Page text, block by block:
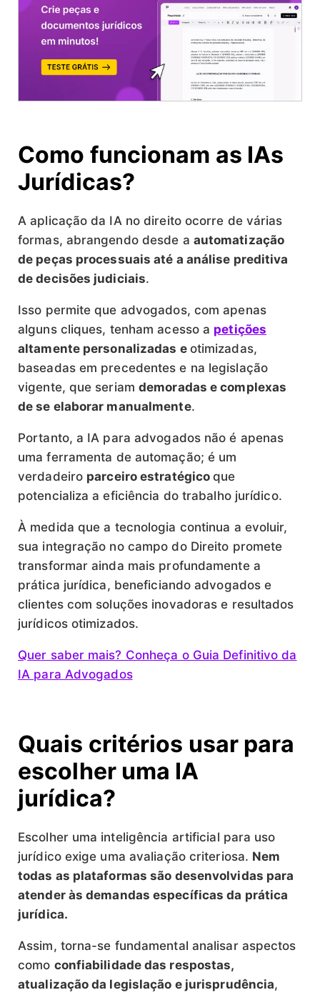
Como funcionam as IAs
Jurídicas?
A aplicação da IA no direito ocorre de várias
formas, abrangendo desde a automatização
de peças processuais até a análise preditiva
de decisões judiciais.
Isso permite que advogados, com apenas
alguns cliques, tenham acesso a petições
altamente personalizadas e otimizadas,
baseadas em precedentes e na legislação
vigente, que seriamdemoradas e complexas
de se elaborar manualmente.
Portanto, a IA para advogados não é apenas
uma ferramenta de automação; é um
verdadeiro parceiro estratégicoque
potencializa a eficiência do trabalho jurídico.
À medida que a tecnologia continua a evoluir,
sua integração no campo do Direito promete
transformar ainda mais profundamente a
prática jurídica, beneficiando advogados e
clientes com soluções inovadoras e resultados
jurídicos otimizados.
Quer saber mais? Conheça o Guia Definitivo da
IA para Advogados
Quais critérios usar para
escolher uma IA
jurídica?
Escolher uma inteligência artificial para uso
jurídico exige uma avaliação criteriosa. Nem
todas as plataformas são desenvolvidas para
atender às demandas específicas da prática
jurídica.
Assim, torna-se fundamental analisar aspectos
como confiabilidade das respostas,
atualização da legislação e jurisprudência,